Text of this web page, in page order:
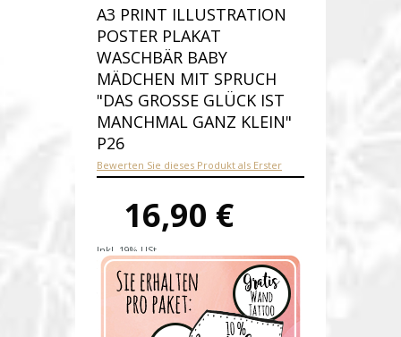
A3 PRINT ILLUSTRATION
POSTER PLAKAT
WASCHBÄR BABY
MÄDCHEN MIT SPRUCH
"DAS GROSSE GLÜCK IST M
ANCHMAL GANZ KLEIN" P
26
Bewerten Sie dieses Produkt als Erster
16,90 €
Inkl. 19% USt.
Versandkosten
Produktnummer:p26-D
Verfügbarkeit:Auf Lager
Lieferzeit: 1-2 Werktage